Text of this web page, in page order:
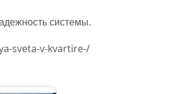
системы.
sveta-v-kvartire-/